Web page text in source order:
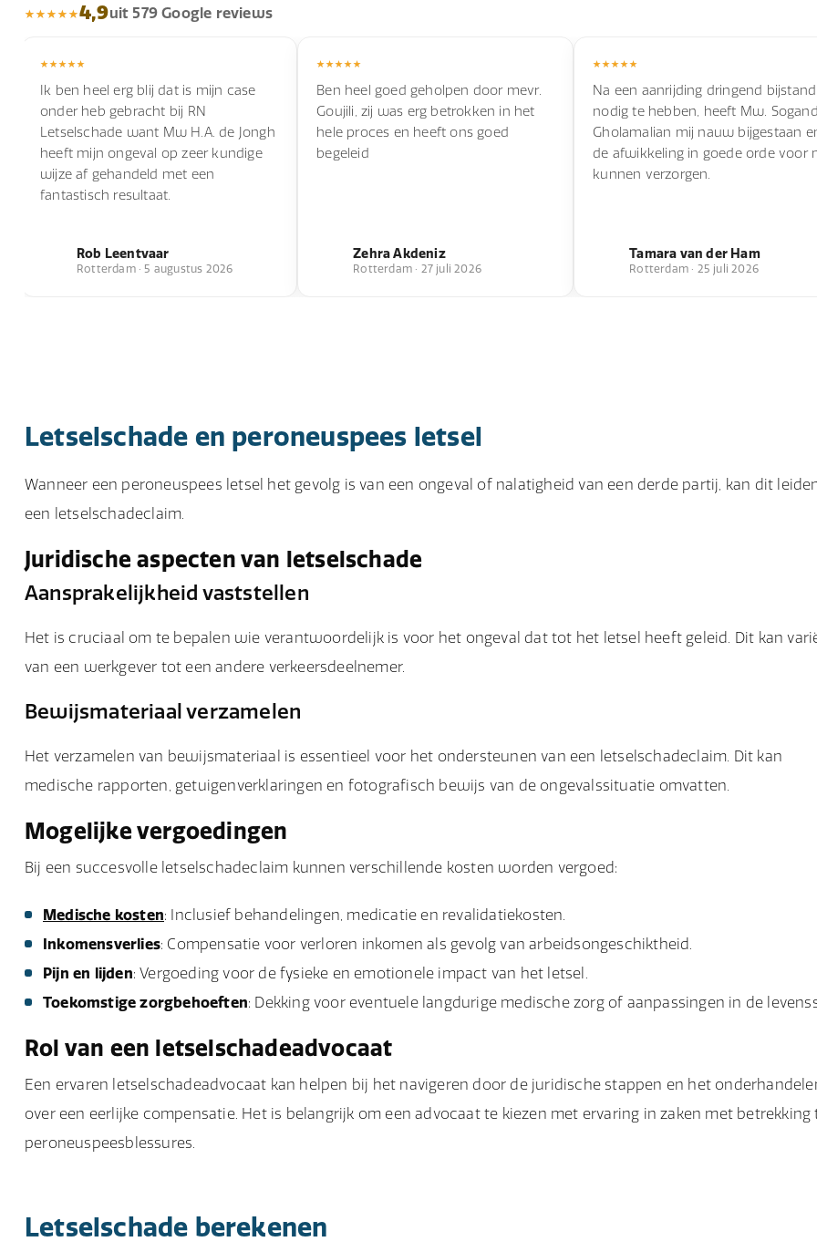
4,9uit 579 Google reviews
Ik ben heel erg blij dat is mijn case
onder heb gebracht bij RN
Letselschade want Mw H.A. de Jongh
heeft mijn ongeval op zeer kundige
wijze af gehandeld met een
fantastisch resultaat.
Rob Leentvaar
Rotterdam · 5 augustus 2026
Ben heel goed geholpen door mevr.
Goujili, zij was erg betrokken in het
hele proces en heeft ons goed
begeleid
Zehra Akdeniz
Rotterdam · 27 juli 2026
Na een aanrijding dringend bijstand
nodig te hebben, heeft Mw. Sogand
Gholamalian mij nauw bijgestaan
de afwikkeling in goede orde voor
kunnen verzorgen.
Tamara van der Ham
Rotterdam · 25 juli 2026
Letselschade en peroneuspees letsel
Wanneer een peroneuspees letsel het gevolg is van een ongeval of nalatigheid van een derde partij, kan dit
een letselschadeclaim.
Juridische aspecten van letselschade
Aansprakelijkheid vaststellen
Het is cruciaal om te bepalen wie verantwoordelijk is voor het ongeval dat tot het letsel heeft geleid. Dit kan
van een werkgever tot een andere verkeersdeelnemer.
Bewijsmateriaal verzamelen
Het verzamelen van bewijsmateriaal is essentieel voor het ondersteunen van een letselschadeclaim. Dit kan
medische rapporten, getuigenverklaringen en fotografisch bewijs van de ongevalssituatie omvatten.
Mogelijke vergoedingen
Bij een succesvolle letselschadeclaim kunnen verschillende kosten worden vergoed:
Medische kosten: Inclusief behandelingen, medicatie en revalidatiekosten.
Inkomensverlies: Compensatie voor verloren inkomen als gevolg van arbeidsongeschiktheid.
Pijn en lijden: Vergoeding voor de fysieke en emotionele impact van het letsel.
Toekomstige zorgbehoeften: Dekking voor eventuele langdurige medische zorg of aanpassingen in de
Rol van een letselschadeadvocaat
Een ervaren letselschadeadvocaat kan helpen bij het navigeren door de juridische stappen en het
over een eerlijke compensatie. Het is belangrijk om een advocaat te kiezen met ervaring in zaken met betrekking
peroneuspeesblessures.
Letselschade berekenen